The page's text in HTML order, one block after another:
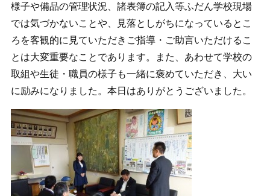
様子や備品の管理状況、諸表簿の記入等ふだん学校現場
では気づかないことや、見落としがちになっているとこ
ろを客観的に見ていただきご指導・ご助言いただけるこ
とは大変重要なことであります。また、あわせて学校の
取組や生徒・職員の様子も一緒に褒めていただき、大い
に励みになりました。本日はありがとうございました。